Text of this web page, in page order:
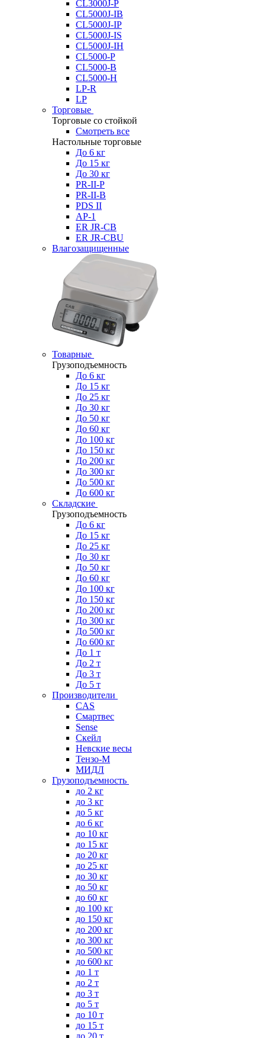
CL3000J-P
CL5000J-IB
CL5000J-IP
CL5000J-IS
CL5000J-IH
CL5000-P
CL5000-B
CL5000-H
LP-R
LP
Торговые
Торговые со стойкой
Смотреть все
Настольные торговые
До 6 кг
До 15 кг
До 30 кг
PR-II-P
PR-II-B
PDS II
AP-1
ER JR-CB
ER JR-CBU
Влагозащищенные
Товарные
Грузоподъемность
До 6 кг
До 15 кг
До 25 кг
До 30 кг
До 50 кг
До 60 кг
До 100 кг
До 150 кг
До 200 кг
До 300 кг
До 500 кг
До 600 кг
Складские
Грузоподъемность
До 6 кг
До 15 кг
До 25 кг
До 30 кг
До 50 кг
До 60 кг
До 100 кг
До 150 кг
До 200 кг
До 300 кг
До 500 кг
До 600 кг
До 1 т
До 2 т
До 3 т
До 5 т
Производители
CAS
Смартвес
Sense
Скейл
Невские весы
Тензо-М
МИДЛ
Грузоподъемность
до 2 кг
до 3 кг
до 5 кг
до 6 кг
до 10 кг
до 15 кг
до 20 кг
до 25 кг
до 30 кг
до 50 кг
до 60 кг
до 100 кг
до 150 кг
до 200 кг
до 300 кг
до 500 кг
до 600 кг
до 1 т
до 2 т
до 3 т
до 5 т
до 10 т
до 15 т
до 20 т